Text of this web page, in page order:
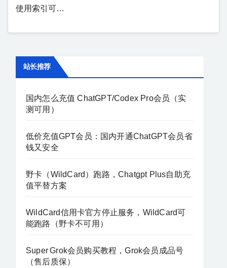
使用索引可…
站长推荐
国内怎么充值 ChatGPT/Codex Pro会员（实
测可用）
低价充值GPT会员：国内开通ChatGPT会员省
钱又安全
野卡（WildCard）跑路，Chatgpt Plus自助充
值平替方案
WildCard信用卡官方停止服务，WildCard可
能跑路（野卡不可用）
Super Grok会员购买教程，Grok会员成品号
（售后质保）